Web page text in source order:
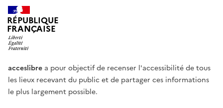
RÉPUBLIQUE
FRANÇAISE
acceslibre a pour objectif de recenser l'accessibilité de tous
les lieux recevant du public et de partager ces informations
le plus largement possible.